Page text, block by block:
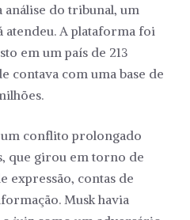
análise do tribunal, um
atendeu. A plataforma foi
em um país de 213
contava com uma base de
conflito prolongado
que girou em torno de
expressão, contas de
Musk havia